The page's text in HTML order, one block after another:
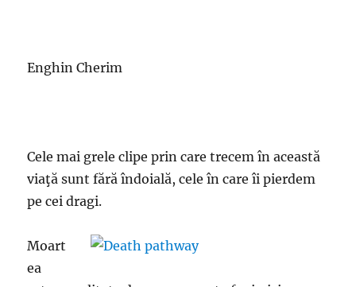
Enghin Cherim
Cele mai grele clipe prin care trecem în această
viaţă sunt fără îndoială, cele în care îi pierdem
pe cei dragi.
Moart
ea